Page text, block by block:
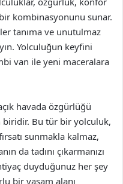
kombinasyonunu sunar.
tanıma ve unutulmaz
Yolculuğun keyfini
van ile yeni maceralara
havada özgürlüğü
biridir. Bu tür bir yolculuk,
sunmakla kalmaz,
da tadını çıkarmanızı
duyduğunuz her şey
bir yaşam alanı